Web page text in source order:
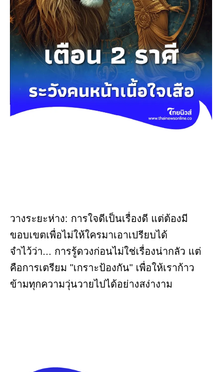
วางระยะห่าง: การใจดีเป็นเรื่องดี แต่ต้องมี
ขอบเขตเพื่อไม่ให้ใครมาเอาเปรียบได้
จำไว้ว่า... การรู้ดวงก่อนไม่ใช่เรื่องน่ากลัว แต่
คือการเตรียม "เกราะป้องกัน" เพื่อให้เราก้าว
ข้ามทุกความวุ่นวายไปได้อย่างสง่างาม